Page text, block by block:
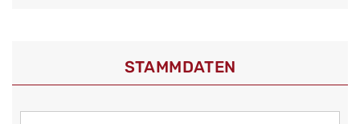
STAMMDATEN